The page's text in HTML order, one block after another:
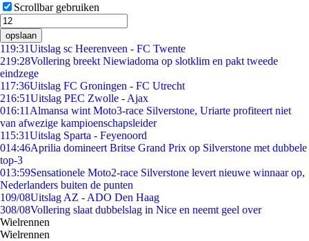
Scrollbar gebruiken
opslaan
119:31Uitslag sc Heerenveen - FC Twente
219:28Vollering breekt Niewiadoma op slotklim en pakt tweede
eindzege
117:36Uitslag FC Groningen - FC Utrecht
216:51Uitslag PEC Zwolle - Ajax
016:11 Almansa wint Moto3-race Silverstone, Uriarte profiteert niet
van afwezige kampioenschapsleider
115:31Uitslag Sparta - Feyenoord
014:46Aprilia domineert Britse Grand Prix op Silverstone met dubbele
top-3
013:59Sensationele Moto2-race Silverstone levert nieuwe winnaar op,
Nederlanders buiten de punten
109/08Uitslag AZ - ADO Den Haag
308/08Vollering slaat dubbelslag in Nice en neemt geel over
Wielrennen
Wielrennen